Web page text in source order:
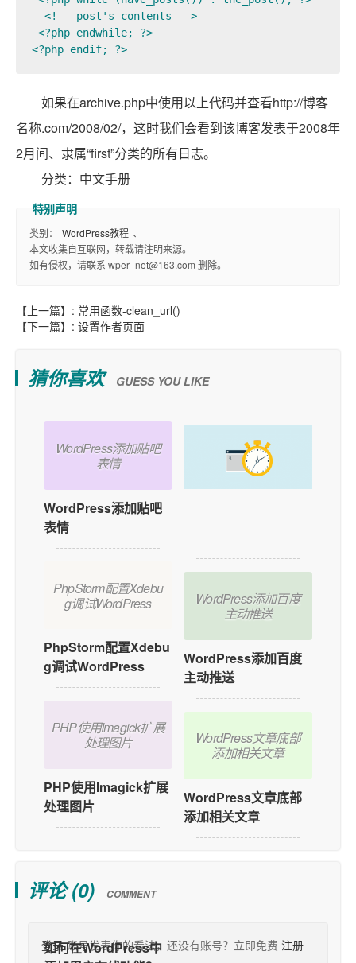
  <!-- post's contents -->
<?php endwhile; ?>
<?php endif; ?>
如果在archive.php中使用以上代码并查看http://博客
名称.com/2008/02/，这时我们会看到该博客发表于2008年
2月间、隶属“first”分类的所有日志。
分类：中文手册
类别： WordPress教程 、
本文收集自互联网，转载请注明来源。
如有侵权，请联系 wper_net@163.com 删除。
【上一篇】: 常用函数-clean_url()
【下一篇】: 设置作者页面
猜你喜欢 GUESS YOU LIKE
WordPress添加贴吧
表情
WordPress添加贴吧
表情
PhpStorm配置Xdebu
g调试WordPress
PhpStorm配置Xdebu
g调试WordPress
PHP使用Imagick扩展
处理图片
PHP使用Imagick扩展
处理图片
WordPress添加百度
主动推送
WordPress添加百度
主动推送
WordPress文章底部
添加相关文章
WordPress文章底部
添加相关文章
评论 (0) COMMENT
登录账号发表你的看法，还没有账号？立即免费 注册